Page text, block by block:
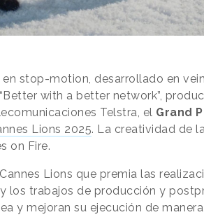
stop-motion, desarrollado en
with a better network”,
Telstra, el Grand
Lions 2025. La creatividad de
on Fire.
Lions que premia las
los trabajos de producción y
y mejoran su ejecución de manera